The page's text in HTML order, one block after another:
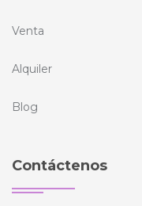
Venta
Alquiler
Blog
Contáctenos